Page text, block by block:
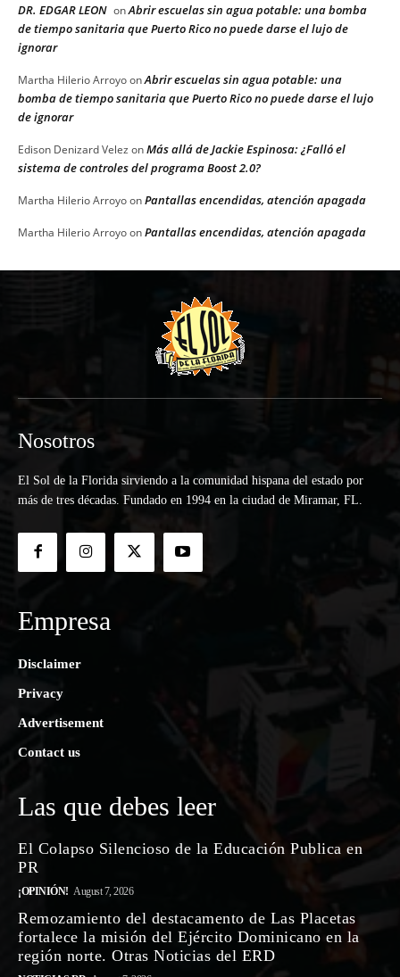
DR. EDGAR LEON onAbrir escuelas sin agua potable: una bomba
de tiempo sanitaria que Puerto Rico no puede darse el lujo de
ignorar
Martha Hilerio ArroyoonAbrir escuelas sin agua potable: una
bomba de tiempo sanitaria que Puerto Rico no puede darse el lujo
de ignorar
Edison Denizard Velez onMás allá de Jackie Espinosa: ¿Falló el
sistema de controles del programa Boost 2.0?
Martha Hilerio ArroyoonPantallas encendidas, atención apagada
Martha Hilerio ArroyoonPantallas encendidas, atención apagada
Nosotros
El Sol de la Florida sirviendo a la comunidad hispana del estado por
más de tres décadas. Fundado en 1994 en la ciudad de Miramar, FL.
Empresa
Disclaimer
Privacy
Advertisement
Contact us
Las que debes leer
El Colapso Silencioso de la Educación Publica en
PR
¡OPINIÓN! August 7, 2026
Remozamiento del destacamento de Las Placetas
fortalece la misión del Ejército Dominicano en la
región norte. Otras Noticias del ERD